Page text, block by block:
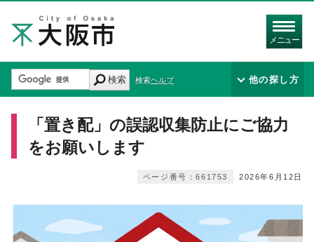
メニュー
検索 検索ヘルプ 他の探し方
「置き配」の誤認収集防止にご協力
をお願いします
2026年6月12日
ページ番号：661753